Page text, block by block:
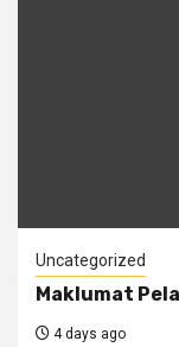
Uncategorized
Maklumat
4 days ago